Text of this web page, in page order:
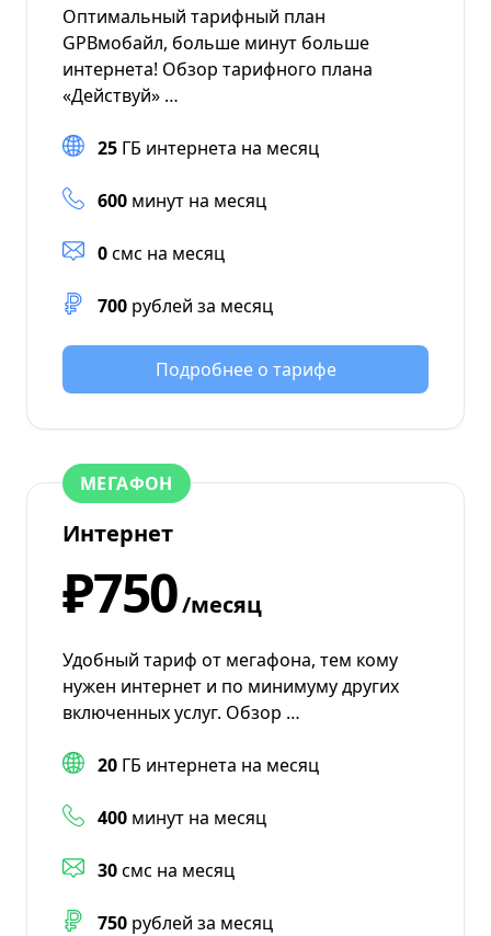
Оптимальный тарифный план
GPBмобайл, больше минут больше
интернета! Обзор тарифного плана
«Действуй» …
25 ГБ интернета на месяц
600 минут на месяц
0смс на месяц
700 рублей за месяц
Подробнее о тарифе
МЕГАФОН
Интернет
₽750/месяц
Удобный тариф от мегафона, тем кому
нужен интернет и по минимуму других
включенных услуг. Обзор …
20 ГБ интернета на месяц
400 минут на месяц
30смс на месяц
750 рублей за месяц